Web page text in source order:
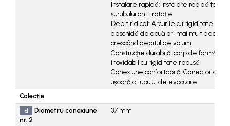
Instalare rapidă: Instalare rapidă
șurubului anti-rotație
Debit ridicat: Arcurile cu rigiditate
deschidă de două ori mai mult decât
crescând debitul de volum
Construcție durabilă: corp de formă
inoxidabil cu rigiditate redusă
Conexiune confortabilă: Conector de
ușoară a tubului de evacuare
Colecție
d
Diametru conexiune
nr. 2
37 mm